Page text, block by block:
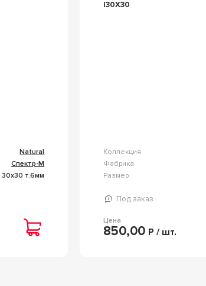
Natural
Спектр-М
30x30 т.6мм
|30X30
Коллекция
Фабрика
Размер
Под заказ
Цена
850,00 Р / шт.